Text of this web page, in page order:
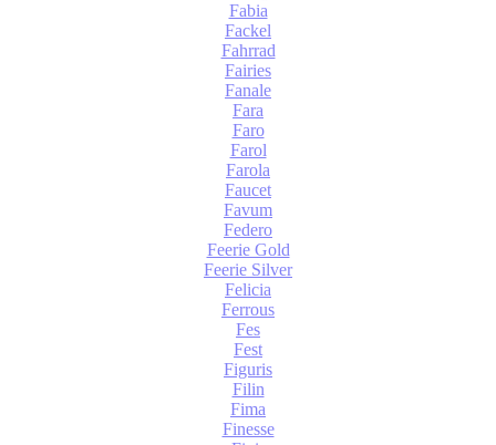
Fabia
Fackel
Fahrrad
Fairies
Fanale
Fara
Faro
Farol
Farola
Faucet
Favum
Federo
Feerie Gold
Feerie Silver
Felicia
Ferrous
Fes
Fest
Figuris
Filin
Fima
Finesse